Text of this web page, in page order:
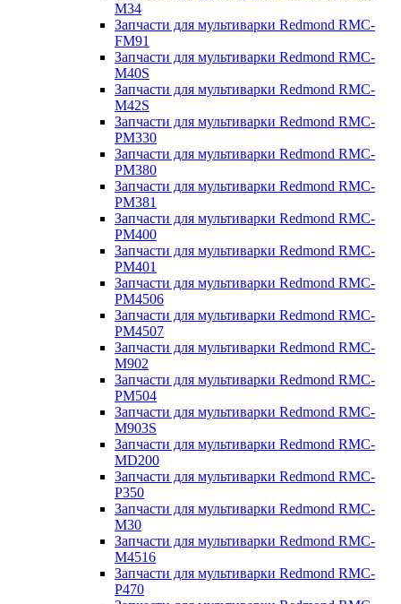
M34
Запчасти для мультиварки Redmond RMC-
FM91
Запчасти для мультиварки Redmond RMC-
M40S
Запчасти для мультиварки Redmond RMC-
M42S
Запчасти для мультиварки Redmond RMC-
PM330
Запчасти для мультиварки Redmond RMC-
PM380
Запчасти для мультиварки Redmond RMC-
PM381
Запчасти для мультиварки Redmond RMC-
PM400
Запчасти для мультиварки Redmond RMC-
PM401
Запчасти для мультиварки Redmond RMC-
PM4506
Запчасти для мультиварки Redmond RMC-
PM4507
Запчасти для мультиварки Redmond RMC-
M902
Запчасти для мультиварки Redmond RMC-
PM504
Запчасти для мультиварки Redmond RMC-
M903S
Запчасти для мультиварки Redmond RMC-
MD200
Запчасти для мультиварки Redmond RMC-
P350
Запчасти для мультиварки Redmond RMC-
M30
Запчасти для мультиварки Redmond RMC-
M4516
Запчасти для мультиварки Redmond RMC-
P470